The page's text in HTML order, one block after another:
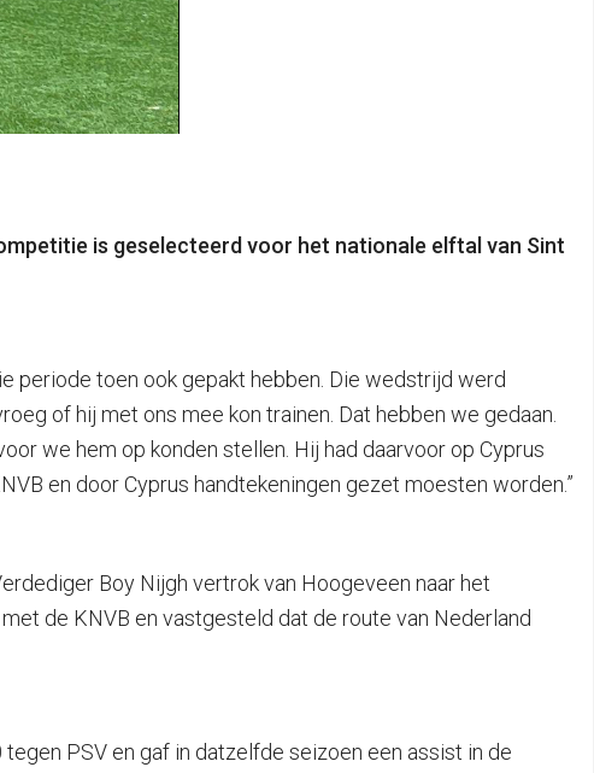
is geselecteerd voor het nationale elftal van Sint
periode toen ook gepakt hebben. Die wedstrijd werd
of hij met ons mee kon trainen. Dat hebben we gedaan.
we hem op konden stellen. Hij had daarvoor op Cyprus
en door Cyprus handtekeningen gezet moesten worden.”
Boy Nijgh vertrok van Hoogeveen naar het
de KNVB en vastgesteld dat de route van Nederland
PSV en gaf in datzelfde seizoen een assist in de